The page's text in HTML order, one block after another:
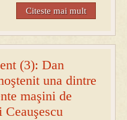
Citeste mai mult
(3): Dan
una dintre
maşini de